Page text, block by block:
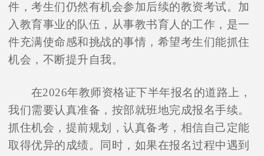
件，考生们仍然有机会参加后续的教资考试。加
入教育事业的队伍，从事教书育人的工作，是一
件充满使命感和挑战的事情，希望考生们能抓住
机会，不断提升自我。
在2026年教师资格证下半年报名的道路上，
我们需要认真准备，按部就班地完成报名手续。
抓住机会，提前规划，认真备考，相信自己定能
取得优异的成绩。同时，如果在报名过程中遇到